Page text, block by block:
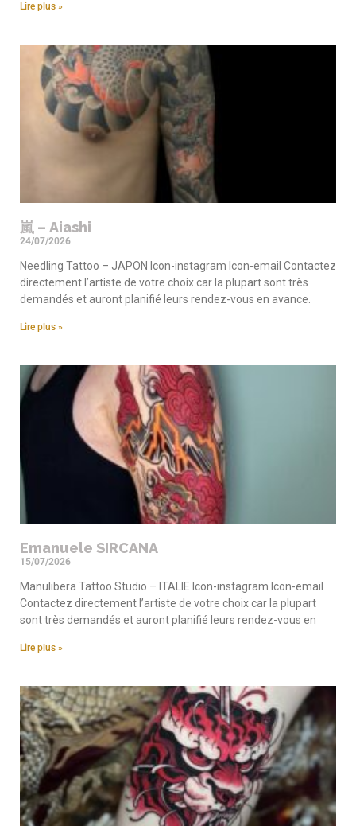
Lire plus »
嵐 – Aiashi
24/07/2026
Needling Tattoo – JAPON Icon-instagram Icon-email Contactez
directement l’artiste de votre choix car la plupart sont très
demandés et auront planifié leurs rendez-vous en avance.
Lire plus »
Emanuele SIRCANA
15/07/2026
Manulibera Tattoo Studio – ITALIE Icon-instagram Icon-email
Contactez directement l’artiste de votre choix car la plupart
sont très demandés et auront planifié leurs rendez-vous en
Lire plus »